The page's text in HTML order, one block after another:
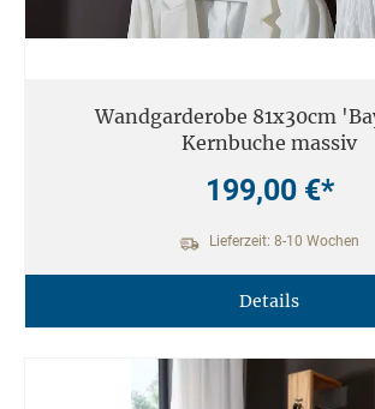
Wandgarderobe 81x30cm
Kernbuche massiv
199,00 €*
Lieferzeit: 8-10 Wochen
Details